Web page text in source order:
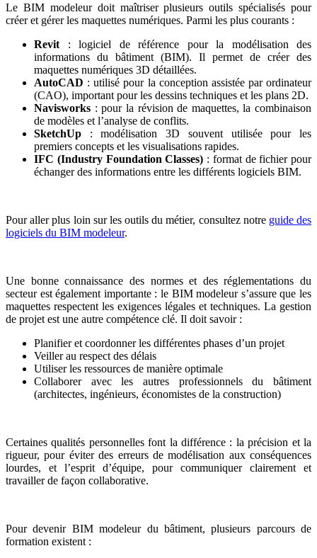
Le BIM modeleur doit maîtriser plusieurs outils spécialisés pour
créer et gérer les maquettes numériques. Parmi les plus courants :
Revit : logiciel de référence pour la modélisation des
informations du bâtiment (BIM). Il permet de créer des
maquettes numériques 3D détaillées.
AutoCAD : utilisé pour la conception assistée par ordinateur
(CAO), important pour les dessins techniques et les plans 2D.
Navisworks : pour la révision de maquettes, la combinaison
de modèles et l’analyse de conflits.
SketchUp : modélisation 3D souvent utilisée pour les
premiers concepts et les visualisations rapides.
IFC (Industry Foundation Classes) : format de fichier pour
échanger des informations entre les différents logiciels BIM.
Pour aller plus loin sur les outils du métier, consultez notre guide des
logiciels du BIM modeleur.
Une bonne connaissance des normes et des réglementations du
secteur est également importante : le BIM modeleur s’assure que les
maquettes respectent les exigences légales et techniques. La gestion
de projet est une autre compétence clé. Il doit savoir :
Planifier et coordonner les différentes phases d’un projet
Veiller au respect des délais
Utiliser les ressources de manière optimale
Collaborer avec les autres professionnels du bâtiment
(architectes, ingénieurs, économistes de la construction)
Certaines qualités personnelles font la différence : la précision et la
rigueur, pour éviter des erreurs de modélisation aux conséquences
lourdes, et l’esprit d’équipe, pour communiquer clairement et
travailler de façon collaborative.
Pour devenir BIM modeleur du bâtiment, plusieurs parcours de
formation existent :